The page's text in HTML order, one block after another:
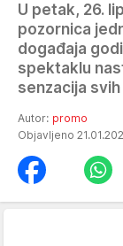
U petak, 26.
pozornica
događaja
spektaklu
senzacija
Autor: promo
Objavljeno